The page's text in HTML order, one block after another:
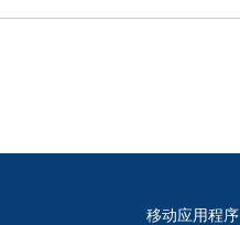
移动应用程序